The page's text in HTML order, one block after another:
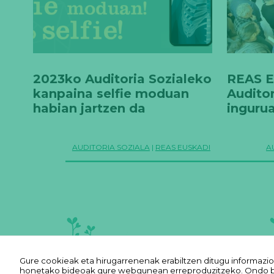
2023ko Auditoria Sozialeko
kanpaina selfie moduan
habian jartzen da
AUDITORIA SOZIALA | REAS EUSKADI
REAS
pagination
Gure cookieak eta hirugarrenenak erabiltzen ditugu
honetako bideoak gure webgunean erreproduzitzeko. Ondo